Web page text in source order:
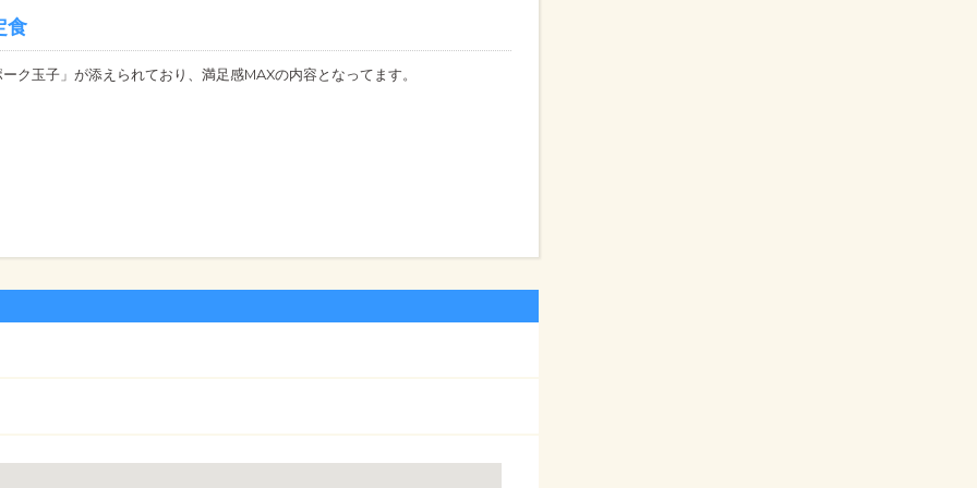
食
ク玉子」が添えられており、満足感MAXの内容となってます。